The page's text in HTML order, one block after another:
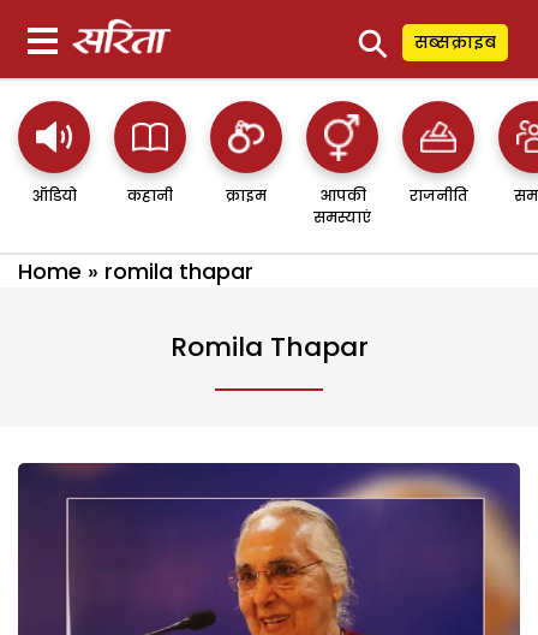
⚲ सब्सक्राइब
ऑडियो कहानी क्राइम
आपकी
समस्याएं
राजनीति
Home » romila thapar
Romila Thapar